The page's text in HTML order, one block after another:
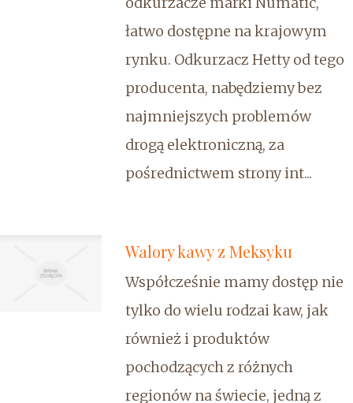
łatwo dostępne na krajowym
rynku. Odkurzacz Hetty od tego
producenta, nabędziemy bez
najmniejszych problemów
drogą elektroniczną, za
pośrednictwem strony int...
Walory kawy z Meksyku
Współcześnie mamy dostęp nie
tylko do wielu rodzai kaw, jak
również i produktów
pochodzących z różnych
regionów na świecie, jedną z